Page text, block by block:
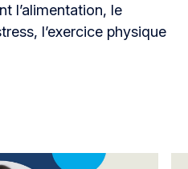
l’alimentation, le
l’exercice physique